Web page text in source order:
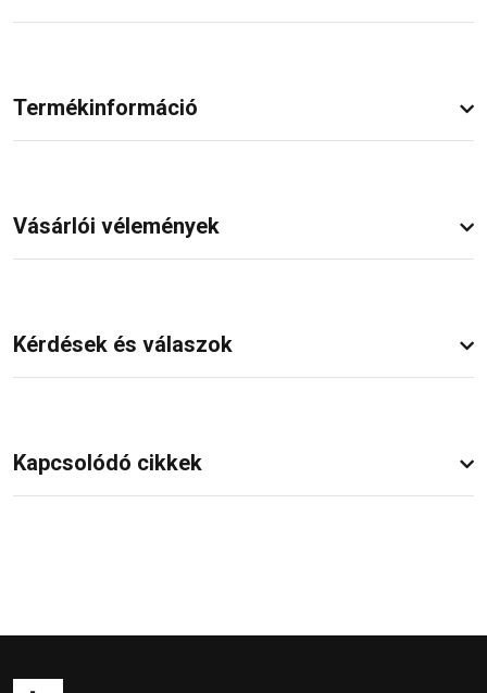
Termékinformáció
Vásárlói vélemények
Kérdések és válaszok
Kapcsolódó cikkek